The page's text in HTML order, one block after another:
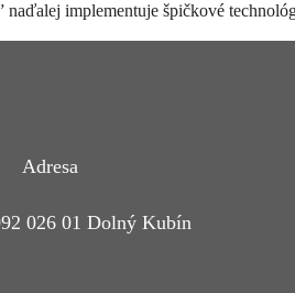
implementuje špičkové
Adresa
026 01 Dolný Kubín